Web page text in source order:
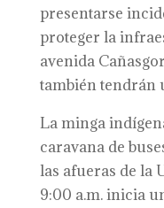
presentarse
proteger la
avenida
también tendrán
La minga
caravana de
las afueras de la
9:00 a.m. inicia